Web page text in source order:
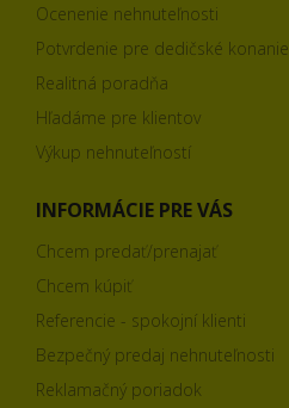
Ocenenie nehnuteľnosti
Potvrdenie pre dedičské konanie
Realitná poradňa
Hľadáme pre klientov
Výkup nehnuteľností
INFORMÁCIE PRE VÁS
Chcem predať/prenajať
Chcem kúpiť
Referencie - spokojní klienti
Bezpečný predaj nehnuteľnosti
Reklamačný poriadok